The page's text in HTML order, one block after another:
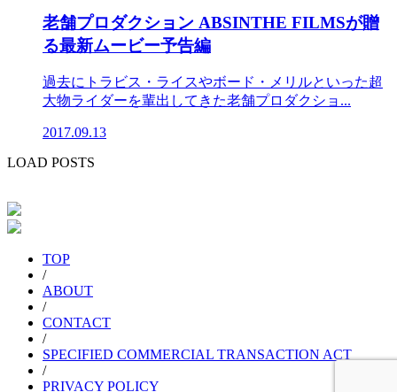
老舗プロダクション ABSINTHE FILMSが贈
る最新ムービー予告編
過去にトラビス・ライスやボード・メリルといった超
大物ライダーを輩出してきた老舗プロダクショ...
2017.09.13
LOAD POSTS
TOP
/
ABOUT
/
CONTACT
/
SPECIFIED COMMERCIAL TRANSACTION ACT
/
PRIVACY POLICY